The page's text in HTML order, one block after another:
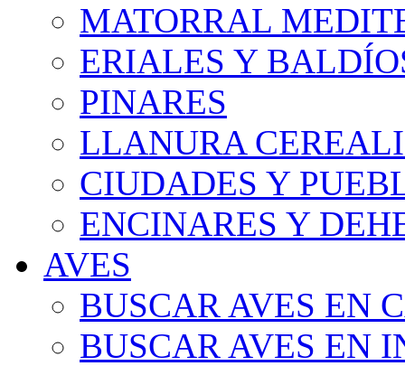
MATORRAL
ERIALES Y
PINARES
LLANURA
CIUDADES Y
ENCINARES Y
AVES
BUSCAR AVES EN
BUSCAR AVES EN